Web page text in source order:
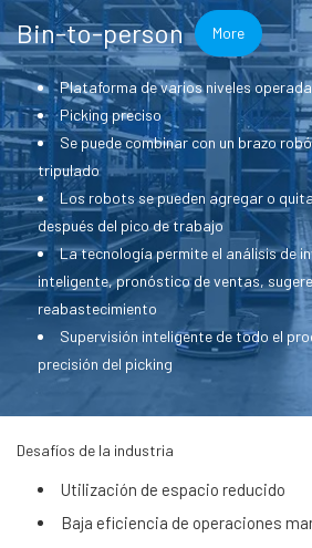
Bin-to-person More
Plataforma de varios niveles
Picking preciso
Se puede combinar con un brazo
tripulado
Los robots se pueden agregar o
después del pico de trabajo
La tecnología permite el análisis de
inteligente, pronóstico de ventas,
reabastecimiento
Supervisión inteligente de todo el
precisión del picking
Desafíos de la industria
Utilización de espacio reducido
Baja eficiencia de operaciones